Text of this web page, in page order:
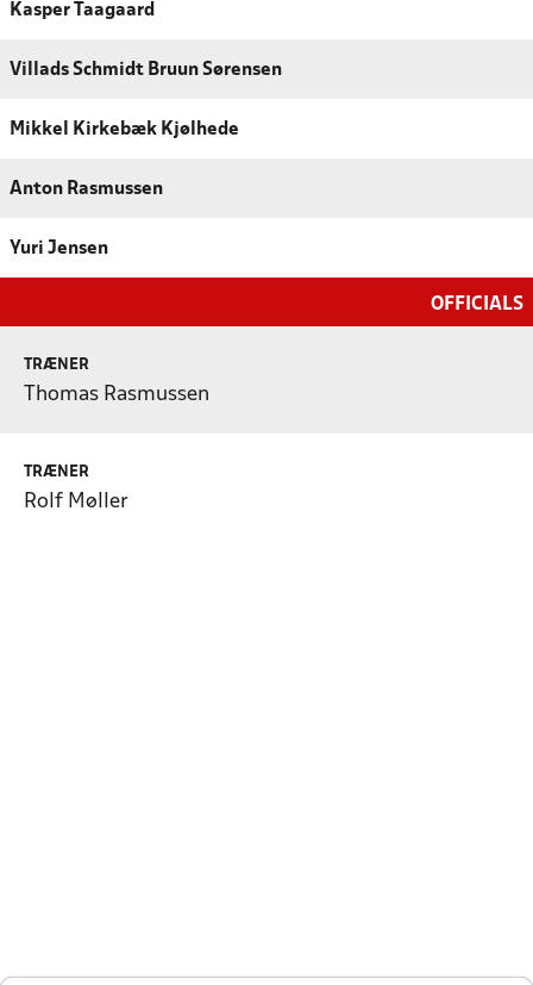
Kasper Taagaard
Villads Schmidt Bruun Sørensen
Mikkel Kirkebæk Kjølhede
Anton Rasmussen
Yuri Jensen
OFFICIALS
TRÆNER
Thomas Rasmussen
TRÆNER
Rolf Møller